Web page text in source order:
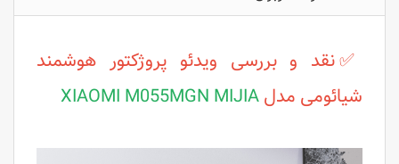
✅نقد و بررسی ویدئو پروژکتور هوشمند
شیائومی مدلXIAOMI M055MGN MIJIA